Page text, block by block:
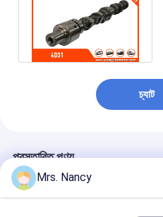
ইঞ্জিন ভালভ ট্যাপেট
চ্যাট
প্রস্তাবিত পণ্য
Mrs. Nancy